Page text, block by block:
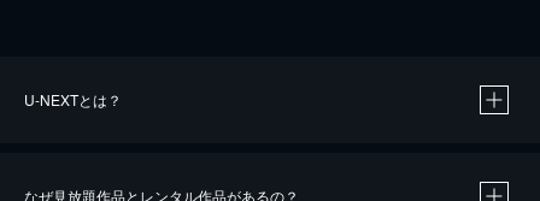
U-NEXTとは？
なぜ見放題作品とレンタル作品があるの？